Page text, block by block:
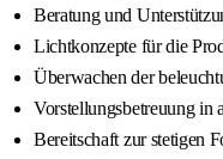
Beratung und
Lichtkonzepte für die
Überwachen der
Vorstellungsbetreuung in
Bereitschaft zur stetigen